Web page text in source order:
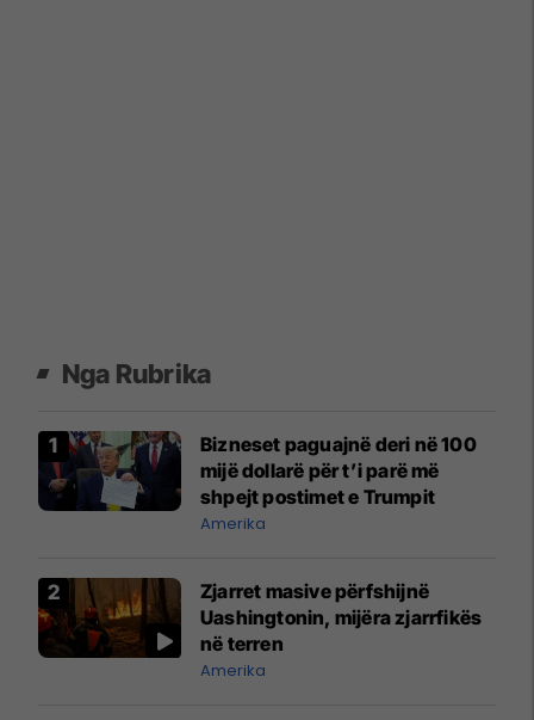
Nga Rubrika
Bizneset paguajnë deri në 100
mijë dollarë për t’i parë më
shpejt postimet e Trumpit
Amerika
Zjarret masive përfshijnë
Uashingtonin, mijëra zjarrfikës
në terren
Amerika